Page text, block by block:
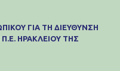
ΓΙΑ ΤΗ ΔΙΕΥΘΥΝΣΗ
ΗΡΑΚΛΕΙΟΥ ΤΗΣ